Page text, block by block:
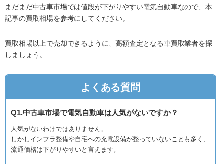
まだまだ中古車市場では値段が下がりやすい電気自動車なので、本
記事の買取相場を参考にしてください。
買取相場以上で売却できるように、高額査定となる車買取業者を探
しましょう。
よくある質問
Q1.中古車市場で電気自動車は人気がないですか？
人気がないわけではありません。
しかしインフラ整備や自宅への充電設備が整っていないことも多く、
流通価格は下がりやすいと言えます。